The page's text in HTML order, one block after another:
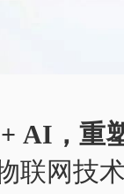
AI，重
联网技